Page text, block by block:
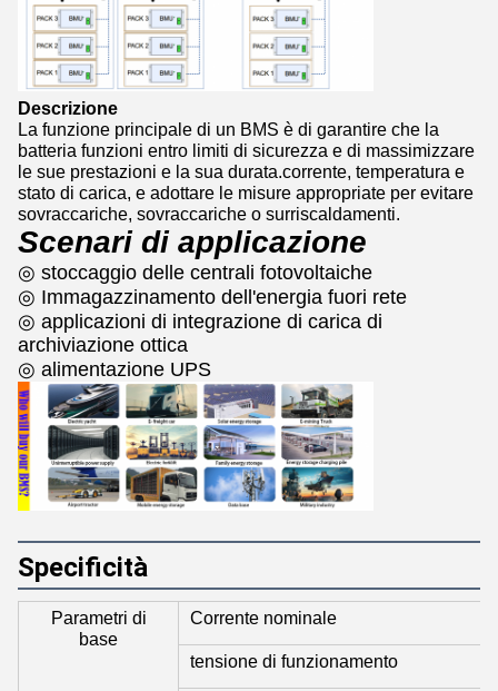
Descrizione
La funzione principale di un BMS è di garantire che la
batteria funzioni entro limiti di sicurezza e di massimizzare
le sue prestazioni e la sua durata.corrente, temperatura e
stato di carica, e adottare le misure appropriate per evitare
sovraccariche, sovraccariche o surriscaldamenti.
Scenari di applicazione
◎ stoccaggio delle centrali fotovoltaiche
◎ Immagazzinamento dell'energia fuori rete
◎ applicazioni di integrazione di carica di
archiviazione ottica
◎ alimentazione UPS
Specificità
Parametri di
base
Corrente nominale
tensione di funzionamento